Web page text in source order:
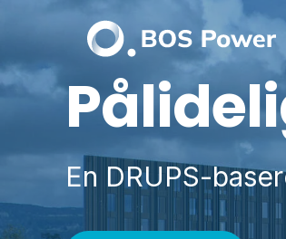
En DRUPS-